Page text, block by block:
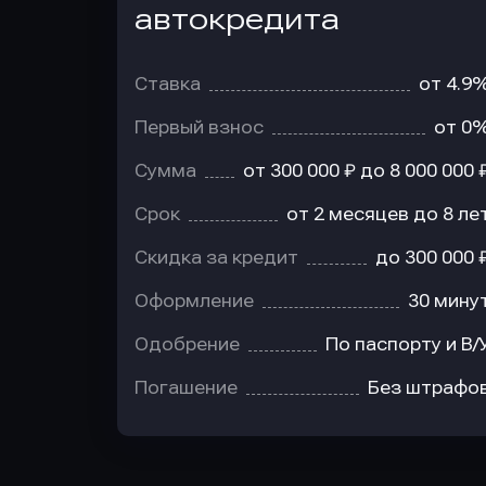
автокредита
Ставка от
Первый взнос от
Сумма от 300 000 ₽ до 8 000 000
Срок от 2 месяцев до 8
Скидка за кредит до 300 000
Оформление 30
Одобрение По паспорту и В/
Погашение Без